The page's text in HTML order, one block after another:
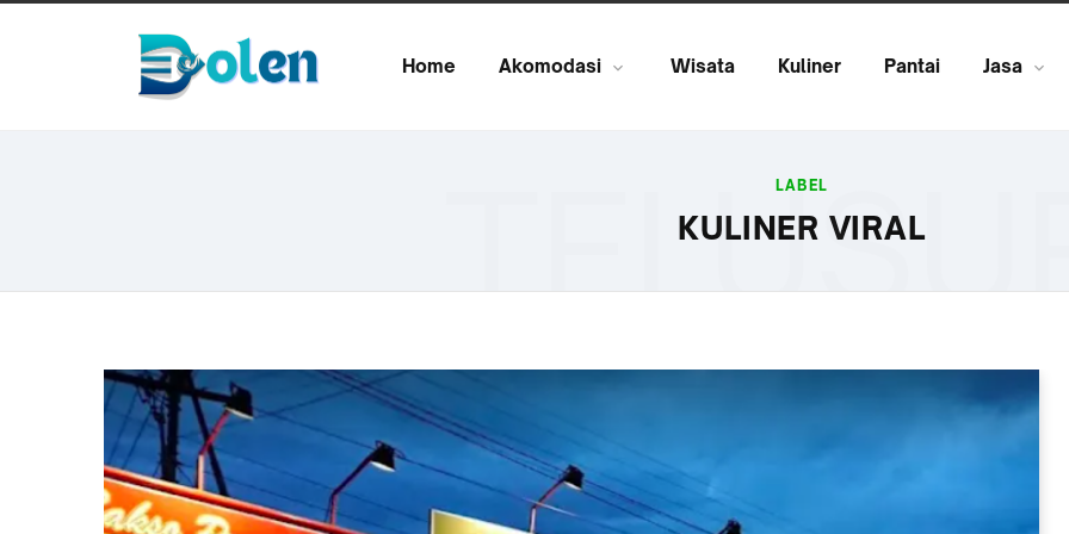
Home Akomodasi Wisata Kuliner Pantai Jasa
LABEL
KULINER VIRAL